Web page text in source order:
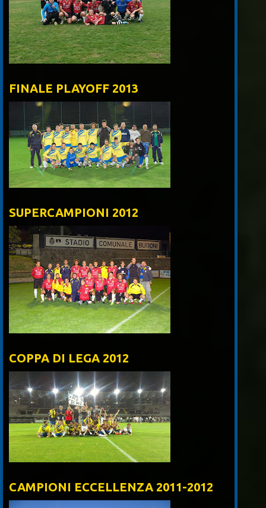
FINALE PLAYOFF 2013
SUPERCAMPIONI 2012
COPPA DI LEGA 2012
CAMPIONI ECCELLENZA 2011-2012